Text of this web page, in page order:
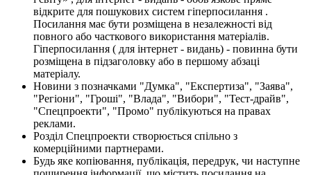
відкрите для пошукових систем гіперпосилання .
Посилання має бути розміщена в незалежності від
повного або часткового використання матеріалів.
Гіперпосилання ( для інтернет - видань) - повинна бути
розміщена в підзаголовку або в першому абзаці
матеріалу.
Новини з позначками "Думка", "Експертиза", "Заява",
"Регіони", "Гроші", "Влада", "Вибори", "Тест-драйв",
"Спецпроекти", "Промо" публікуються на правах
реклами.
Розділ Спецпроекти створюється спільно з
комерційними партнерами.
Будь яке копіювання, публікація, передрук, чи наступне